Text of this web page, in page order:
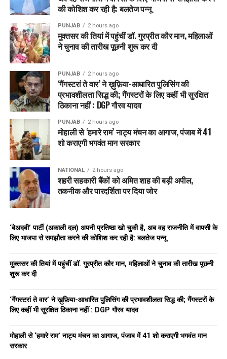
RELATED TOPICS: LATEST NEWS TRENDING
UP NEXT
आम जनता को बड़ा झटका: घरेलू LPG सिलेंडर की कीमतों में भारी
बढ़ोतरी
आज से बिना सिम नहीं चलेगा WhatsApp , सरकार ने लागू किया नया
नियम
की कोशिश कर रही है: बलतेज पन्नू
PUNJAB 2 hours ago
मुक्तसर की तियां में पहुंचीं डॉ. गुरप्रीत कौर मान, महिलाओं
ने चुनाव की तारीख पूछनी शुरू कर दी
PUNJAB 2 hours ago
‘गैंगस्टरां ते वार’ ने ख़ुफ़िया-आधारित पुलिसिंग की
प्रभावशीलता सिद्ध की; गैंगस्टरों के लिए कहीं भी सुरक्षित
ठिकाना नहीं : DGP गौरव यादव
PUNJAB 2 hours ago
मोहाली से ‘हमारे राम’ नाट्य मंचन का आगाज, पंजाब में 41
शो कराएगी भगवंत मान सरकार
NATIONAL 2 hours ago
शहरी सहकारी बैंकों को अमित शाह की बड़ी अपील,
तकनीक और पारदर्शिता पर दिया जोर
‘बेअदबी’ पार्टी (अकाली दल) अपनी प्रतिष्ठा खो चुकी है, अब वह राजनीति में वापसी के
लिए भाजपा से समझौता करने की कोशिश कर रही है: बलतेज पन्नू
मुक्तसर की तियां में पहुंचीं डॉ. गुरप्रीत कौर मान, महिलाओं ने चुनाव की तारीख पूछनी
शुरू कर दी
‘गैंगस्टरां ते वार’ ने ख़ुफ़िया-आधारित पुलिसिंग की प्रभावशीलता सिद्ध की; गैंगस्टरों के
लिए कहीं भी सुरक्षित ठिकाना नहीं : DGP गौरव यादव
मोहाली से ‘हमारे राम’ नाट्य मंचन का आगाज, पंजाब में 41 शो कराएगी भगवंत मान
सरकार